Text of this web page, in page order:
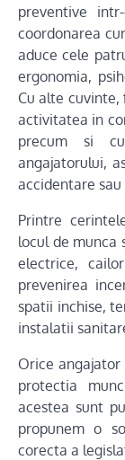
preventive
coordonarea
aduce cele
ergonomia,
Cu alte
activitatea in
precum si
angajatorului,
accidentare
Printre
locul de munca
electrice,
prevenirea
spatii inchise,
instalatii
Orice
protectia
acestea sunt
propunem o
corecta a